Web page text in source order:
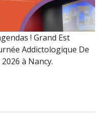
! Grand Est
Addictologique De
à Nancy.